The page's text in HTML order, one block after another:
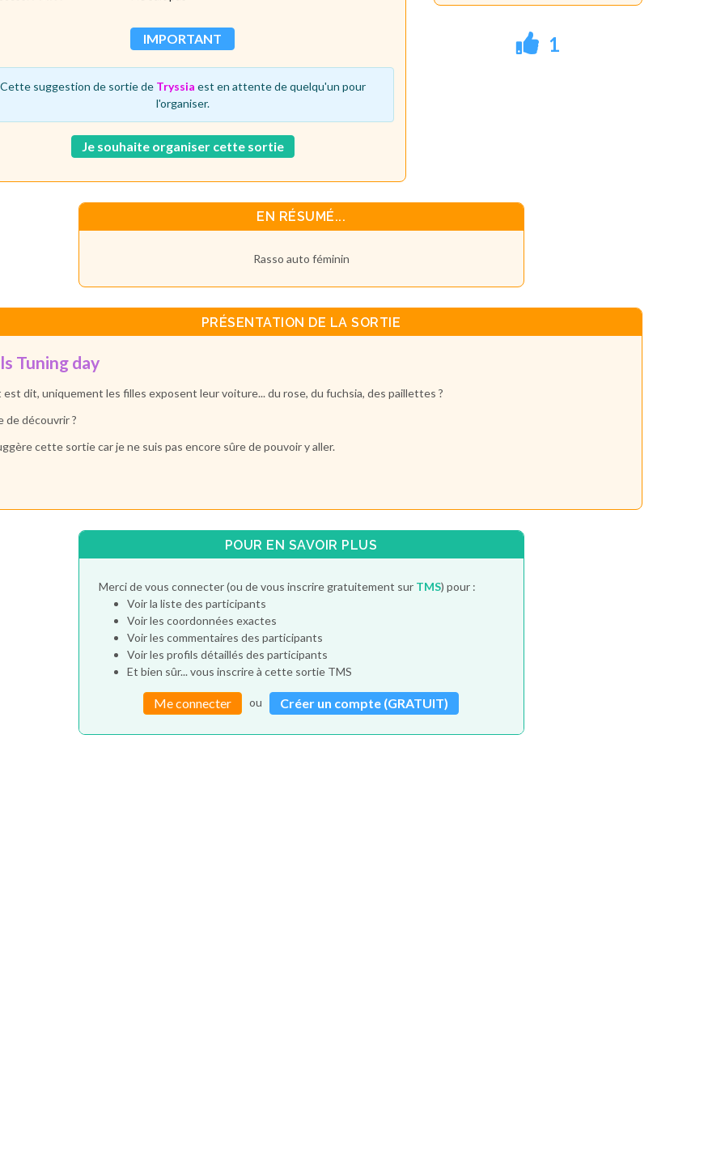
IMPORTANT
Cette suggestion de sortie de Tryssia est en attente de quelqu'un pour
l'organiser.
Je souhaite organiser cette sortie
1
EN RÉSUMÉ...
Rasso auto féminin
PRÉSENTATION DE LA SORTIE
Tuning day
est dit, uniquement les filles exposent leur voiture... du rose, du fuchsia, des paillettes ?
de découvrir ?
cette sortie car je ne suis pas encore sûre de pouvoir y aller.
POUR EN SAVOIR PLUS
Merci de vous connecter (ou de vous inscrire gratuitement sur TMS) pour :
Voir la liste des participants
Voir les coordonnées exactes
Voir les commentaires des participants
Voir les profils détaillés des participants
Et bien sûr... vous inscrire à cette sortie TMS
Me connecter ou Créer un compte (GRATUIT)